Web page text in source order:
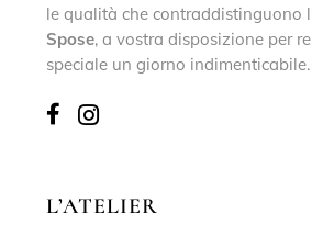
le qualità che contraddistinguono
Spose, a vostra disposizione per
speciale un giorno indimenticabile.
L’ATELIER